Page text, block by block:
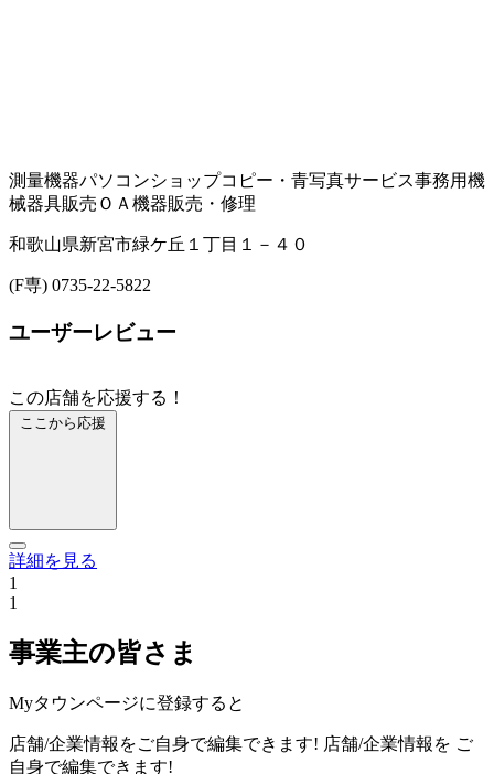
測量機器パソコンショップコピー・青写真サービス事務用機
械器具販売 ＯＡ機器販売・修理
和歌山県新宮市緑ケ丘１丁目１－４０
(F専) 0735-22-5822
ユーザーレビュー
この店舗を応援する！
ここから応援
詳細を見る
1
1
事業主の皆さま
Myタウンページに登録すると
店舗/企業情報をご自身で編集できます! 店舗/企業情報を ご
自身で編集できます!